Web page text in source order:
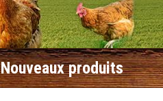
Nouveaux produits